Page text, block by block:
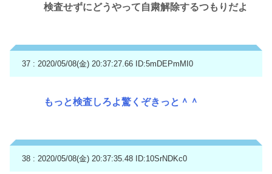
検査せずにどうやって自粛解除するつもりだよ
37 : 2020/05/08(金) 20:37:27.66 ID:5mDEPmMI0
もっと検査しろよ驚くぞきっと＾＾
38 : 2020/05/08(金) 20:37:35.48 ID:10SrNDKc0